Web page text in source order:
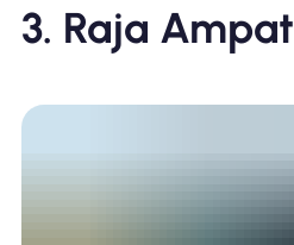
3. Raja Ampat